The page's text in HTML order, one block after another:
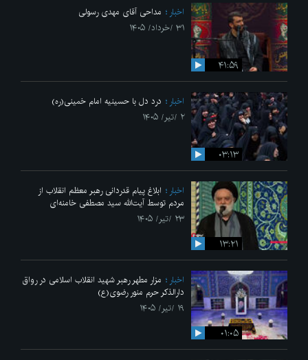
۴۱:۵۹
اخبار
مداحی آقای مهدی رسولی
۳۱ /خرداد/ ۱۴۰۵
۰۳:۱۳
اخبار
درد دل با حسینیه امام خمینی(ره)
۲ /تیر/ ۱۴۰۵
۱۳:۲۱
اخبار
ابلاغ پیام قدردانی رهبر معظم انقلاب از
مردم توسط آیت‌الله سید مصطفی خامنه‌ای
۲۳ /تیر/ ۱۴۰۵
۰۱:۰۵
اخبار
مزار مطهر رهبر شهید انقلاب اسلامی در رواق
دارالذکر حرم منور رضوی(ع)
۱۹ /تیر/ ۱۴۰۵